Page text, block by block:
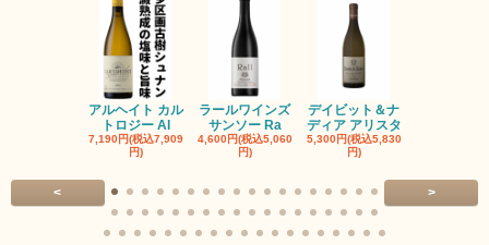
アルヘイト カル
トロジー Al
7,190円(税込7,909
円)
ラールワインズ
サンソー Ra
4,600円(税込5,060
円)
デイビット＆ナ
ディア アリスタ
5,300円(税込5,830
円)
< >